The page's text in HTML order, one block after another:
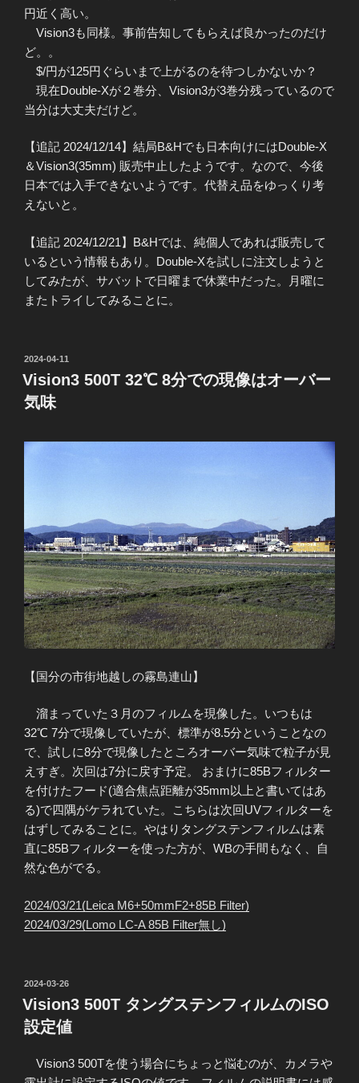
円近く高い。
Vision3も同様。事前告知してもらえば良かったのだけ
ど。。
$/円が125円ぐらいまで上がるのを待つしかないか？
現在Double-Xが２巻分、Vision3が3巻分残っているので
当分は大丈夫だけど。
【追記 2024/12/14】結局B&Hでも日本向けにはDouble-X
＆Vision3(35mm) 販売中止したようです。なので、今後
日本では入手できないようです。代替え品をゆっくり考
えないと。
【追記 2024/12/21】B&Hでは、純個人であれば販売して
いるという情報もあり。Double-Xを試しに注文しようと
してみたが、サバットで日曜まで休業中だった。月曜に
またトライしてみることに。
投
稿
日:
2024-04-11
Vision3 500T 32℃ 8分での現像はオーバー
気味
【国分の市街地越しの霧島連山】
溜まっていた３月のフィルムを現像した。いつもは
32℃ 7分で現像していたが、標準が8.5分ということなの
で、試しに8分で現像したところオーバー気味で粒子が見
えすぎ。次回は7分に戻す予定。 おまけに85Bフィルター
を付けたフード(適合焦点距離が35mm以上と書いてはあ
る)で四隅がケラれていた。こちらは次回UVフィルターを
はずしてみることに。やはりタングステンフィルムは素
直に85Bフィルターを使った方が、WBの手間もなく、自
然な色がでる。
2024/03/21(Leica M6+50mmF2+85B Filter)
2024/03/29(Lomo LC-A 85B Filter無し)
投
稿
日:
2024-03-26
Vision3 500T タングステンフィルムのISO
設定値
Vision3 500Tを使う場合にちょっと悩むのが、カメラや